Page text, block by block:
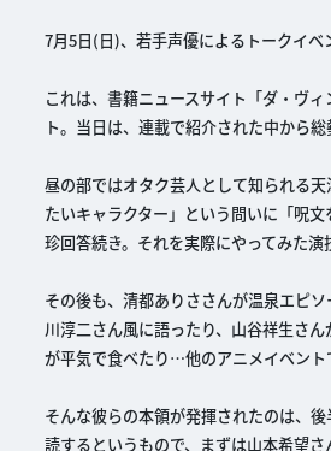
7月5日(日)、若手声優によるトークイベ
これは、書籍ニュースサイト「ダ・ヴ
ト。当日は、連載で紹介された中から
昼の部ではオタク芸人として知られる
たいキャラクター」という問いに「呪
珍回答続き。それを実際にやってみた演
その後も、清都ありささんが温泉エピ
川淳二さん風に語ったり、山谷祥生さ
が平気で食べたり…他のアニメイベント
そんな彼らの本領が発揮されたのは、
読するというもので、まずは山本希望